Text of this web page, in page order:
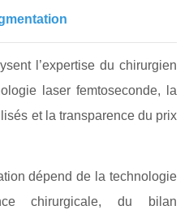
l’expertise du chirurgien
laser femtoseconde, la
et la transparence du prix
dépend de la technologie
chirurgicale, du bilan